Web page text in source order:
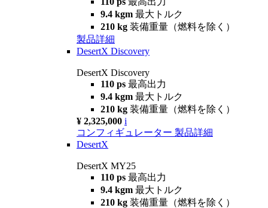
9.4 kgm 最大トルク
210 kg 装備重量（燃料を除く）
製品詳細
DesertX Discovery
DesertX Discovery
110 ps 最高出力
9.4 kgm 最大トルク
210 kg 装備重量（燃料を除く）
¥ 2,325,000 i
コンフィギュレーター 製品詳細
DesertX
DesertX MY25
110 ps 最高出力
9.4 kgm 最大トルク
210 kg 装備重量（燃料を除く）